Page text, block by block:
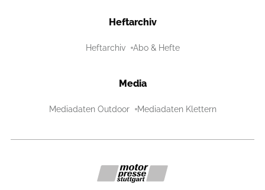
Heftarchiv
Heftarchiv Abo & Hefte
Media
Mediadaten Outdoor Mediadaten Klettern